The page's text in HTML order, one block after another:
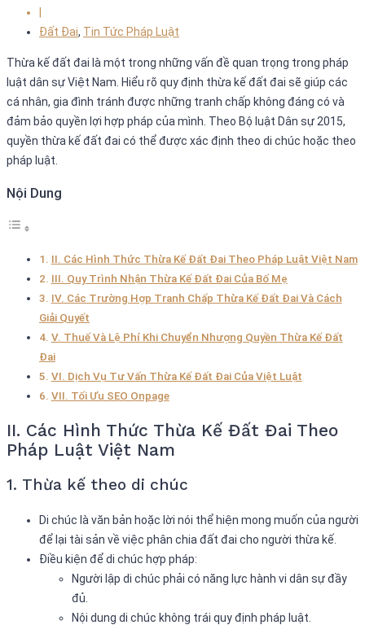
Đất Đai, Tin Tức Pháp Luật
Thừa kế đất đai là một trong những vấn đề quan trọng trong pháp
luật dân sự Việt Nam. Hiểu rõ quy định thừa kế đất đai sẽ giúp các
cá nhân, gia đình tránh được những tranh chấp không đáng có và
đảm bảo quyền lợi hợp pháp của mình. Theo Bộ luật Dân sự 2015,
quyền thừa kế đất đai có thể được xác định theo di chúc hoặc theo
pháp luật.
Nội Dung
II. Các Hình Thức Thừa Kế Đất Đai Theo Pháp Luật Việt Nam
III. Quy Trình Nhận Thừa Kế Đất Đai Của Bố Mẹ
IV. Các Trường Hợp Tranh Chấp Thừa Kế Đất Đai Và Cách
Giải Quyết
V. Thuế Và Lệ Phí Khi Chuyển Nhượng Quyền Thừa Kế Đất
Đai
VI. Dịch Vụ Tư Vấn Thừa Kế Đất Đai Của Việt Luật
VII. Tối Ưu SEO Onpage
II. Các Hình Thức Thừa Kế Đất Đai Theo
Pháp Luật Việt Nam
1. Thừa kế theo di chúc
Di chúc là văn bản hoặc lời nói thể hiện mong muốn của người
để lại tài sản về việc phân chia đất đai cho người thừa kế.
Điều kiện để di chúc hợp pháp:
Người lập di chúc phải có năng lực hành vi dân sự đầy
đủ.
Nội dung di chúc không trái quy định pháp luật.